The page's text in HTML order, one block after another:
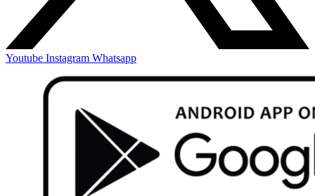
Youtube Instagram Whatsapp